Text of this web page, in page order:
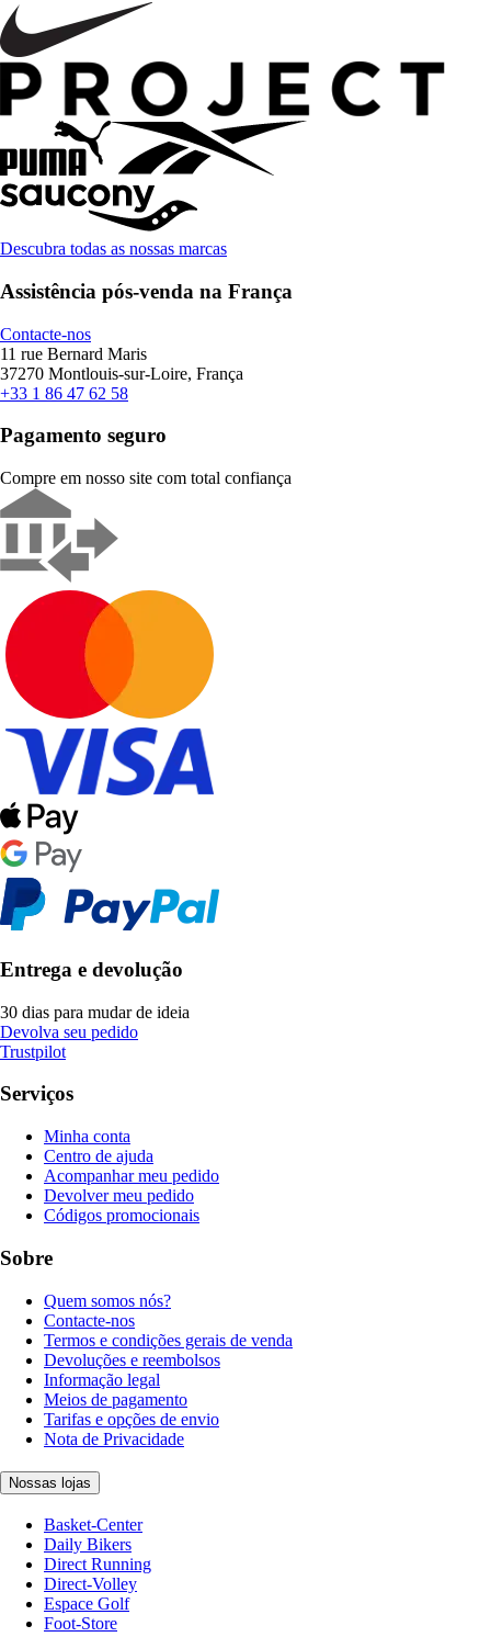
Descubra todas as nossas marcas
Assistência pós-venda na França
Contacte-nos
11 rue Bernard Maris
37270 Montlouis-sur-Loire, França
+33 1 86 47 62 58
Pagamento seguro
Compre em nosso site com total confiança
Entrega e devolução
30 dias para mudar de ideia
Devolva seu pedido
Trustpilot
Serviços
Minha conta
Centro de ajuda
Acompanhar meu pedido
Devolver meu pedido
Códigos promocionais
Sobre
Quem somos nós?
Contacte-nos
Termos e condições gerais de venda
Devoluções e reembolsos
Informação legal
Meios de pagamento
Tarifas e opções de envio
Nota de Privacidade
Nossas lojas
Basket-Center
Daily Bikers
Direct Running
Direct-Volley
Espace Golf
Foot-Store